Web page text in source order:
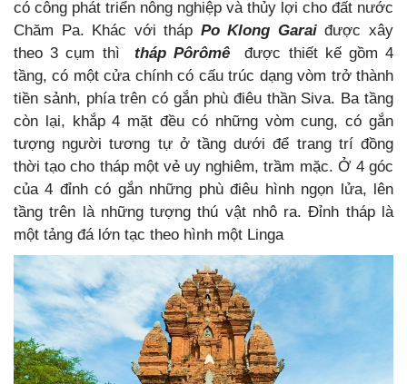
có công phát triển nông nghiệp và thủy lợi cho đất nước
Chăm Pa. Khác với tháp Po Klong Garaiđược xây
theo 3 cụm thì tháp Pôrômê được thiết kế gồm 4
tầng, có một cửa chính có cấu trúc dạng vòm trở thành
tiền sảnh, phía trên có gắn phù điêu thần Siva. Ba tầng
còn lại, khắp 4 mặt đều có những vòm cung, có gắn
tượng người tương tự ở tầng dưới để trang trí đồng
thời tạo cho tháp một vẻ uy nghiêm, trầm mặc. Ở 4 góc
của 4 đỉnh có gắn những phù điêu hình ngọn lửa, lên
tầng trên là những tượng thú vật nhô ra. Đỉnh tháp là
một tảng đá lớn tạc theo hình một Linga